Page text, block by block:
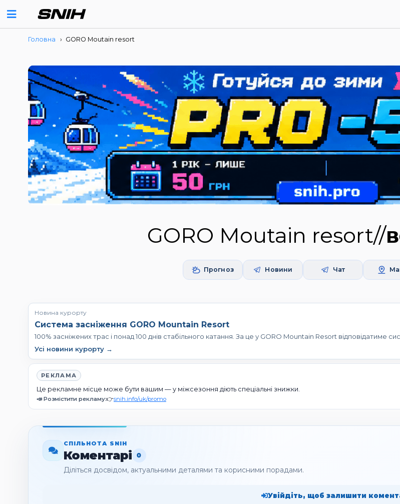
Головна › GORO Moutain resort
GORO Moutain resort//
Прогноз Новини Чат
Новина курорту
Система засніження GORO Mountain Resort
100% засніжених трас і понад 100 днів стабільного катання. За це у GORO Mountain Resort відповідатиме
Усі новини курорту →
РЕКЛАМА
Це рекламне місце може бути вашим — у міжсезоння діють спеціальні знижки.
📣 Розмістити рекламу:👉snih.info/uk/promo
СПІЛЬНОТА SNIH
Коментарі 0
Діліться досвідом, актуальними деталями та корисними порадами.
Увійдіть, щоб залишити